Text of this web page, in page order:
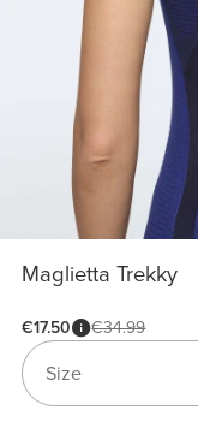
Maglietta Trekky
€17.50 €34.99
Size